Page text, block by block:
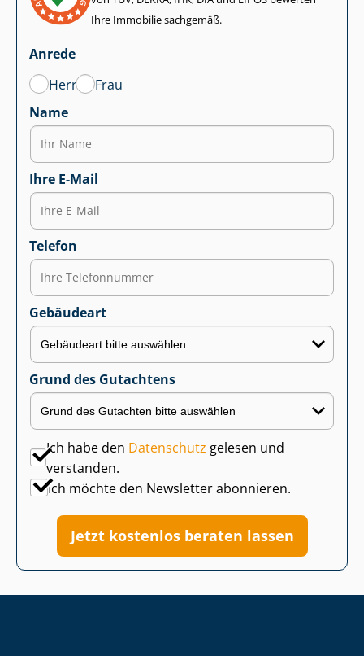
Ihre Immobilie sachgemäß.
Anrede
Herr
Frau
Name
Ihre E-Mail
Telefon
Gebäudeart
Grund des Gutachtens
Ich habe den Datenschutz gelesen und
verstanden.
Ich möchte den Newsletter abonnieren.
Jetzt kostenlos beraten lassen